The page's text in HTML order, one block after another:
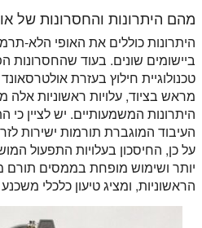
מהם היתרונות והחסרונות של
היתרונות כוללים את האופי הלא-
ביישומים שונים. בעוד שהחסרונות
טכנולוגיית חילוץ בעזרת
מראש בציוד, עלויות ראשוניות אלה
היתרונות המשמעותיים. יש לציין כי
העיבוד המוגברת תורמות ישירות
על כן, החיסכון בעלויות התפעול
יותר ושימוש מופחת בממסים תורם
הראשוניות, ומציג טיעון כלכלי משכנע